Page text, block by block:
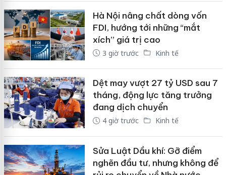
Hà Nội nâng chất dòng vốn
FDI, hướng tới những “mắt
xích” giá trị cao
3 giờ trước Kinh tế
Dệt may vượt 27 tỷ USD sau 7
tháng, động lực tăng trưởng
đang dịch chuyển
4 giờ trước Kinh tế
Sửa Luật Dầu khí: Gỡ điểm
nghẽn đầu tư, nhưng không để